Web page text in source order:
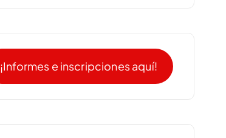
¡Informes e inscripciones aquí!